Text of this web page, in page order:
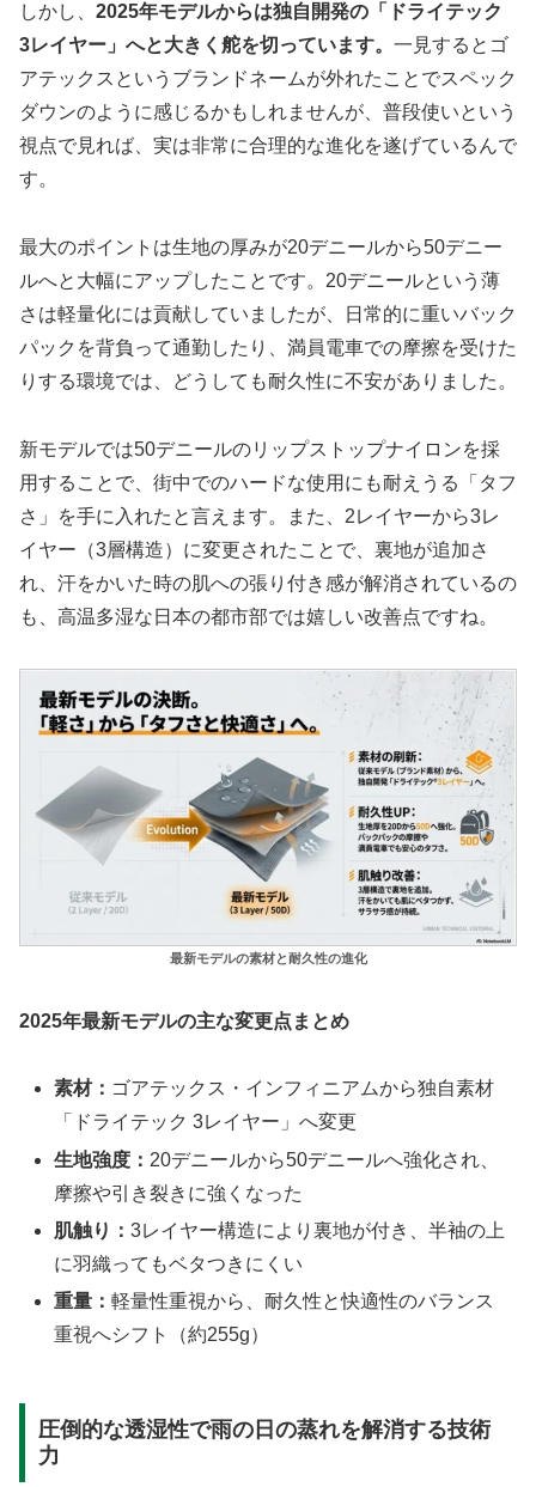
しかし、 2025年モデルからは独自開発の「ドライテック
3レイヤー」へと大きく舵を切っています。 一見するとゴ
アテックスというブランドネームが外れたことでスペック
ダウンのように感じるかもしれませんが、普段使いという
視点で見れば、実は非常に合理的な進化を遂げているんで
す。
最大のポイントは生地の厚みが20デニールから50デニー
ルへと大幅にアップしたことです。20デニールという薄
さは軽量化には貢献していましたが、日常的に重いバック
パックを背負って通勤したり、満員電車での摩擦を受けた
りする環境では、どうしても耐久性に不安がありました。
新モデルでは50デニールのリップストップナイロンを採
用することで、 街中でのハードな使用にも耐えうる「タフ
さ」を手に入れた と言えます。また、2レイヤーから3レ
イヤー（3層構造）に変更されたことで、裏地が追加さ
れ、汗をかいた時の肌への張り付き感が解消されているの
も、高温多湿な日本の都市部では嬉しい改善点ですね。
最新モデルの素材と耐久性の進化
2025年最新モデルの主な変更点まとめ
素材： ゴアテックス・インフィニアムから独自素材
「ドライテック 3レイヤー」へ変更
生地強度： 20デニールから50デニールへ強化され、
摩擦や引き裂きに強くなった
肌触り：3レイヤー構造により裏地が付き、半袖の上
に羽織ってもベタつきにくい
重量：軽量性重視から、耐久性と快適性のバランス
重視へシフト（約255g）
圧倒的な透湿性で雨の日の蒸れを解消する技術
力